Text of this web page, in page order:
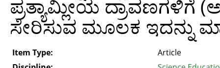
ಪ್ರತ್ಯಾಮ್ಲೀಯ ದ್ರಾವಣಗಳಿಗೆ
ಸೇರಿಸುವ ಮೂಲಕ ಇದನ್ನು
Item Type:
Article